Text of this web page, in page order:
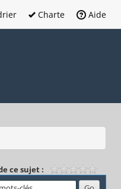
Charte Aide
ce sujet :